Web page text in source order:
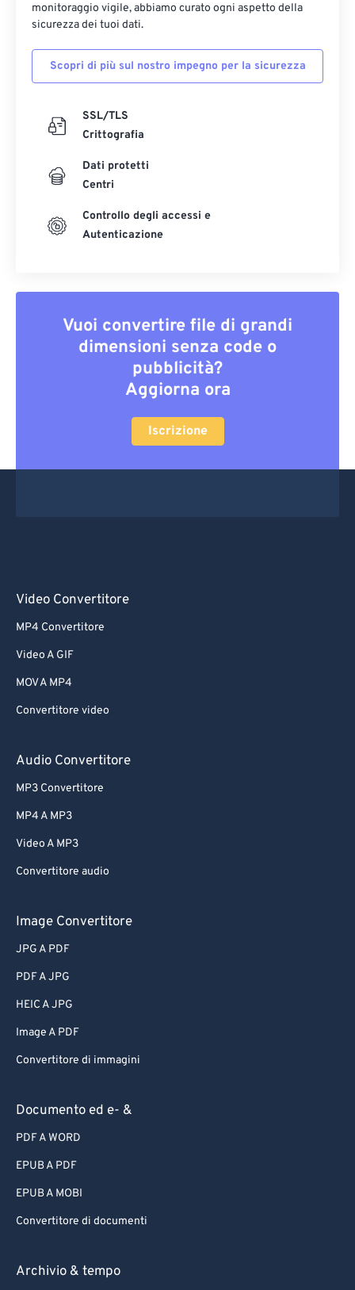
monitoraggio vigile, abbiamo curato ogni aspetto della
sicurezza dei tuoi dati.
Scopri di più sul nostro impegno per la sicurezza
SSL/TLS
Crittografia
Dati protetti
Centri
Controllo degli accessi e
Autenticazione
Vuoi convertire file di grandi
dimensioni senza code o
pubblicità?
Aggiorna ora
Iscrizione
Video Convertitore
MP4 Convertitore
Video A GIF
MOV A MP4
Convertitore video
Audio Convertitore
MP3 Convertitore
MP4 A MP3
Video A MP3
Convertitore audio
Image Convertitore
JPG A PDF
PDF A JPG
HEIC A JPG
Image A PDF
Convertitore di immagini
Documento ed e- &
PDF A WORD
EPUB A PDF
EPUB A MOBI
Convertitore di documenti
Archivio & tempo